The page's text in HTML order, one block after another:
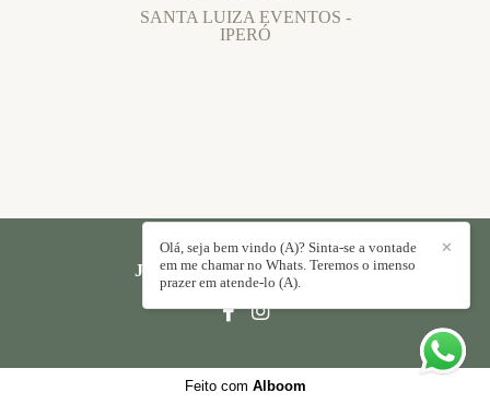
SANTA LUIZA EVENTOS -
IPERÓ
JORGE PAULO/CONTATO
✕
Olá, seja bem vindo (A)? Sinta-se a vontade
em me chamar no Whats. Teremos o imenso
prazer em atende-lo (A).
Feito com Alboom